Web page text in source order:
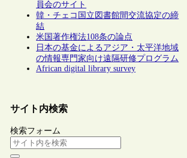
員会のサイト
韓・チェコ国立図書館間交流協定の締
結
米国著作権法108条の論点
日本の基金によるアジア・太平洋地域
の情報専門家向け遠隔研修プログラム
African digital library survey
サイト内検索
検索フォーム